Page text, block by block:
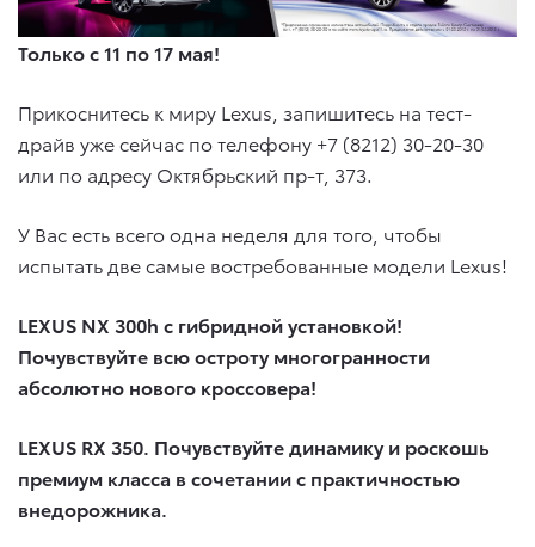
Только с 11 по 17 мая!
Прикоснитесь к миру Lexus, запишитесь на тест-
драйв уже сейчас по телефону +7 (8212) 30-20-30
или по адресу Октябрьский пр-т, 373.
У Вас есть всего одна неделя для того, чтобы
испытать две самые востребованные модели Lexus!
LEXUS NX 300h с гибридной установкой!
Почувствуйте всю остроту многогранности
абсолютно нового кроссовера!
LEXUS RX 350. Почувствуйте динамику и роскошь
премиум класса в сочетании с практичностью
внедорожника.